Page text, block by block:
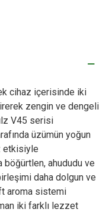
cihaz içerisinde iki
zengin ve dengeli
V45 serisi
üzümün yoğun
etkisiyle
böğürtlen, ahududu ve
daha dolgun ve
aroma sistemi
iki farklı lezzet